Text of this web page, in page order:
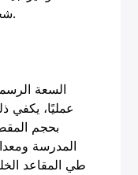
شخصين بالغين في الرحلات الطويلة.
السعة
عمليًا، يكفي
بحجم
المدرسة
طي المقاعد